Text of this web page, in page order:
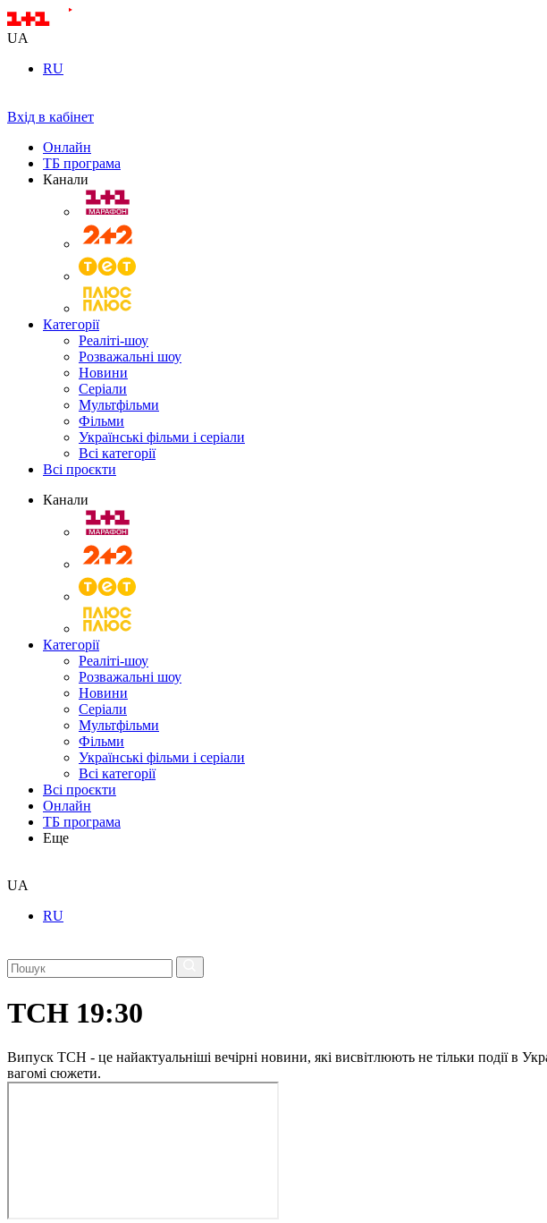
UA
RU
Вхід в кабінет
Онлайн
ТБ програма
Канали
Категорії
Реаліті-шоу
Розважальні шоу
Новини
Серіали
Мультфільми
Фільми
Українські фільми і серіали
Всі категорії
Всі проєкти
Канали
Категорії
Реаліті-шоу
Розважальні шоу
Новини
Серіали
Мультфільми
Фільми
Українські фільми і серіали
Всі категорії
Всі проєкти
Онлайн
ТБ програма
Еще
UA
RU
ТСН 19:30
Випуск ТСН - це найактуальніші вечірні новини, які висвітлюють не тільки події в
вагомі сюжети.